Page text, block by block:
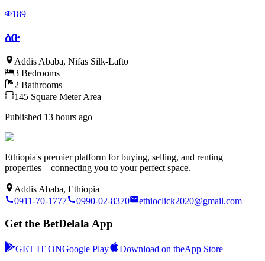
189
ለቡ
Addis Ababa, Nifas Silk-Lafto
3 Bedrooms
2 Bathrooms
145 Square Meter Area
Published 13 hours ago
Ethiopia's premier platform for buying, selling, and renting
properties—connecting you to your perfect space.
Addis Ababa, Ethiopia
0911-70-1777
0990-02-8370 ethioclick2020@gmail.com
Get the BetDelala App
GET IT ONGoogle Play Download on theApp Store